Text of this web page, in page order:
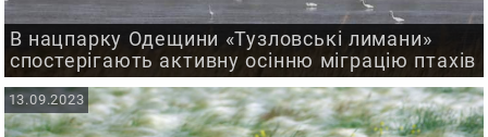
В нацпарку Одещини «Тузловські лимани»
спостерігають активну осінню міграцію птахів
13.09.2023